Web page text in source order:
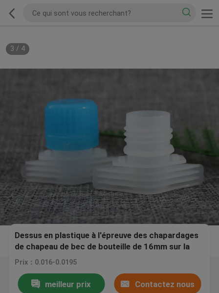
3 / 4
Dessus en plastique à l'épreuve des chapardages
de chapeau de bec de bouteille de 16mm sur la
taille de bec d'OEM d'offre de poche d'aliment
Prix：0.016-0.0195
meilleur prix Contactez nous